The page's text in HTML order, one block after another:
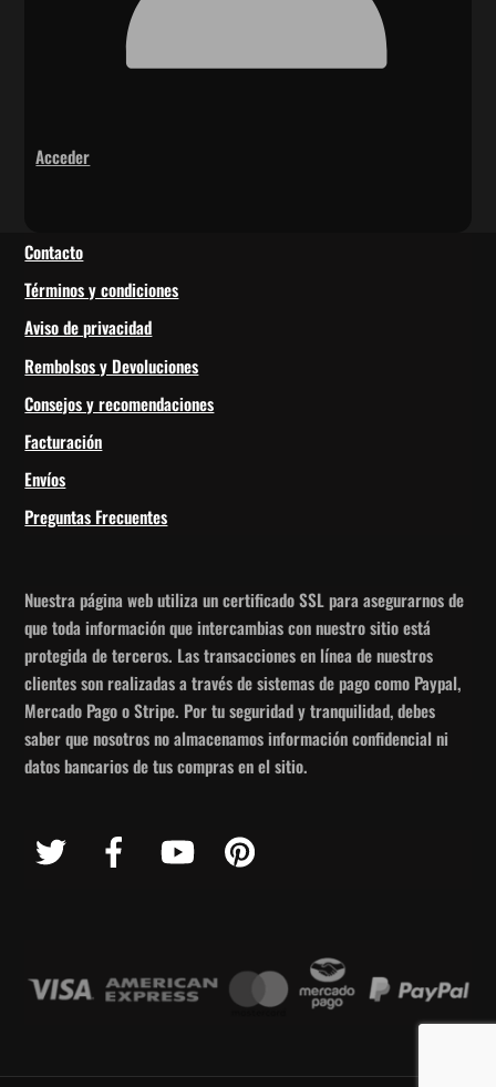
Acceder
Contacto
Términos y condiciones
Aviso de privacidad
Rembolsos y Devoluciones
Consejos y recomendaciones
Facturación
Envíos
Preguntas Frecuentes
Nuestra página web utiliza un certificado SSL para asegurarnos de
que toda información que intercambias con nuestro sitio está
protegida de terceros. Las transacciones en línea de nuestros
clientes son realizadas a través de sistemas de pago como Paypal,
Mercado Pago o Stripe. Por tu seguridad y tranquilidad, debes
saber que nosotros no almacenamos información confidencial ni
datos bancarios de tus compras en el sitio.
Twitter Facebook YouTube